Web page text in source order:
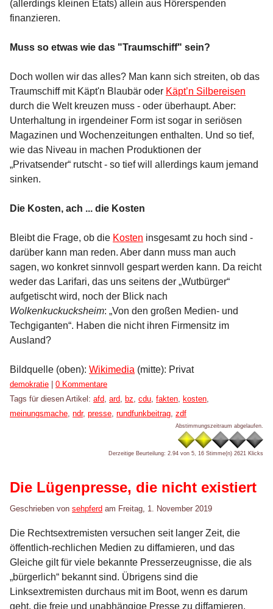
(allerdings kleinen Etats) allein aus Hörerspenden
finanzieren.
Muss so etwas wie das "Traumschiff" sein?
Doch wollen wir das alles? Man kann sich streiten, ob das
Traumschiff mit Käpt'n Blaubär oder Käpt’n Silbereisen
durch die Welt kreuzen muss - oder überhaupt. Aber:
Unterhaltung in irgendeiner Form ist sogar in seriösen
Magazinen und Wochenzeitungen enthalten. Und so tief,
wie das Niveau in machen Produktionen der
„Privatsender“ rutscht - so tief will allerdings kaum jemand
sinken.
Die Kosten, ach ... die Kosten
Bleibt die Frage, ob die Kosten insgesamt zu hoch sind -
darüber kann man reden. Aber dann muss man auch
sagen, wo konkret sinnvoll gespart werden kann. Da reicht
weder das Larifari, das uns seitens der „Wutbürger“
aufgetischt wird, noch der Blick nach
Wolkenkuckucksheim: „Von den großen Medien- und
Techgiganten“. Haben die nicht ihren Firmensitz im
Ausland?
Bildquelle (oben): Wikimedia (mitte): Privat
Kategorien:
demokratie
0 Kommentare
Tags für diesen Artikel: afd ard bz cdu fakten kosten
meinungsmache ndr, presse rundfunkbeitrag zdf
Abstimmungszeitraum abgelaufen.
Derzeitige Beurteilung: 2.94 von 5, 16 Stimme(n) 2621 Klicks
Die Lügenpresse, die nicht existiert
Geschrieben von sehpferd am Freitag, 1. November 2019
Die Rechtsextremisten versuchen seit langer Zeit, die
öffentlich-rechlichen Medien zu diffamieren, und das
Gleiche gilt für viele bekannte Presserzeugnisse, die als
„bürgerlich“ bekannt sind. Übrigens sind die
Linksextremisten durchaus mit im Boot, wenn es darum
geht, die freie und unabhängige Presse zu diffamieren.